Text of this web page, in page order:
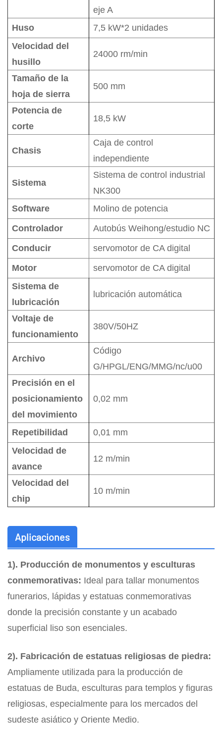
eje A
Huso
7,5 kW*2 unidades
Velocidad del
husillo
24000 rm/min
Tamaño de la
hoja de sierra
500 mm
Potencia de
corte
18,5 kW
Chasis
Caja de control
independiente
Sistema
Sistema de control industrial
NK300
Software
Molino de potencia
Controlador
Autobús Weihong/estudio NC
Conducir
servomotor de CA digital
Motor
servomotor de CA digital
Sistema de
lubricación
lubricación automática
Voltaje de
funcionamiento
380V/50HZ
Archivo
Código
G/HPGL/ENG/MMG/nc/u00
Precisión en el
posicionamiento
del movimiento
0,02 mm
Repetibilidad
0,01 mm
Velocidad de
avance
12 m/min
Velocidad del
chip
10 m/min
Aplicaciones
1). Producción de monumentos y esculturas
conmemorativas: Ideal para tallar monumentos
funerarios, lápidas y estatuas conmemorativas
donde la precisión constante y un acabado
superficial liso son esenciales.
2). Fabricación de estatuas religiosas de piedra:
Ampliamente utilizada para la producción de
estatuas de Buda, esculturas para templos y figuras
religiosas, especialmente para los mercados del
sudeste asiático y Oriente Medio.